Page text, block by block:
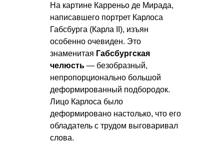
На картине Карреньо де Мирада,
написавшего портрет Карлоса
Габсбурга (Карла II), изъян
особенно очевиден. Это
знаменитая Габсбургская
челюсть — безобразный,
непропорционально большой
деформированный подбородок.
Лицо Карлоса было
деформировано настолько, что его
обладатель с трудом выговаривал
слова.